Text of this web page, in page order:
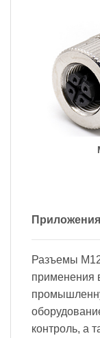
Приложения
Разъемы
применения
контроль, а